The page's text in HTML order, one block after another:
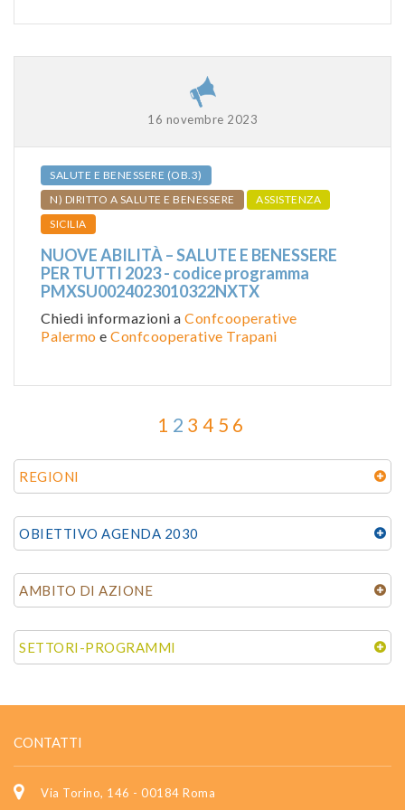
16 novembre 2023
SALUTE E BENESSERE (OB.3)
N) DIRITTO A SALUTE E BENESSERE
ASSISTENZA
SICILIA
NUOVE ABILITÀ – SALUTE E BENESSERE
PER TUTTI 2023 - codice programma
PMXSU0024023010322NXTX
Chiedi informazioni a Confcooperative
Palermo e Confcooperative Trapani
1 2 3 4 5 6
REGIONI
OBIETTIVO AGENDA 2030
AMBITO DI AZIONE
SETTORI-PROGRAMMI
CONTATTI
Via Torino, 146 - 00184 Roma